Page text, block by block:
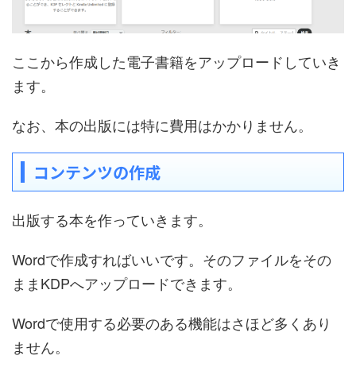
ここから作成した電子書籍をアップロードしていき
ます。
なお、本の出版には特に費用はかかりません。
コンテンツの作成
出版する本を作っていきます。
Wordで作成すればいいです。そのファイルをその
ままKDPへアップロードできます。
Wordで使用する必要のある機能はさほど多くあり
ません。